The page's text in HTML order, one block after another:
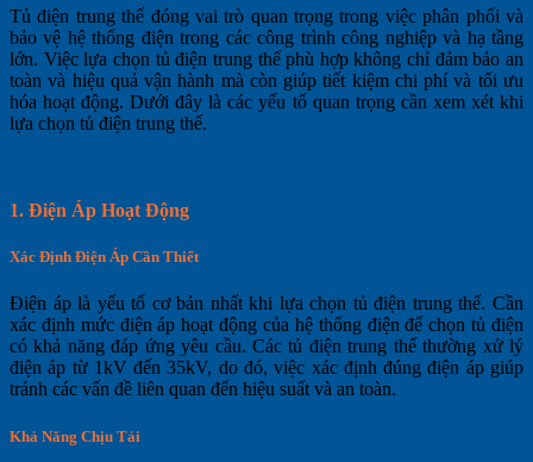
Tủ điện trung thế đóng vai trò quan trọng trong việc phân phối và
bảo vệ hệ thống điện trong các công trình công nghiệp và hạ tầng
lớn. Việc lựa chọn tủ điện trung thế phù hợp không chỉ đảm bảo an
toàn và hiệu quả vận hành mà còn giúp tiết kiệm chi phí và tối ưu
hóa hoạt động. Dưới đây là các yếu tố quan trọng cần xem xét khi
lựa chọn tủ điện trung thế.
1. Điện Áp Hoạt Động
Xác Định Điện Áp Cần Thiết
Điện áp là yếu tố cơ bản nhất khi lựa chọn tủ điện trung thế. Cần
xác định mức điện áp hoạt động của hệ thống điện để chọn tủ điện
có khả năng đáp ứng yêu cầu. Các tủ điện trung thế thường xử lý
điện áp từ 1kV đến 35kV, do đó, việc xác định đúng điện áp giúp
tránh các vấn đề liên quan đến hiệu suất và an toàn.
Khả Năng Chịu Tải